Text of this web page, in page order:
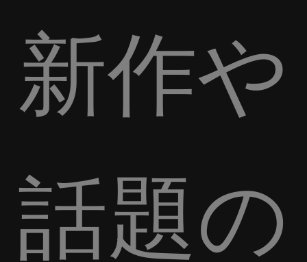
新作や
話題の